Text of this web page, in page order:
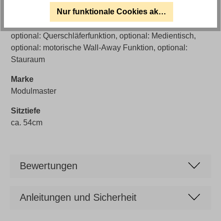
Artikelfunktionen
optional: Querschläferfunktion, optional: Medientisch,
optional: motorische Wall-Away Funktion, optional:
Stauraum
Marke
Modulmaster
Sitztiefe
ca. 54cm
Bewertungen
Anleitungen und Sicherheit
Nur funktionale Cookies akzeptieren